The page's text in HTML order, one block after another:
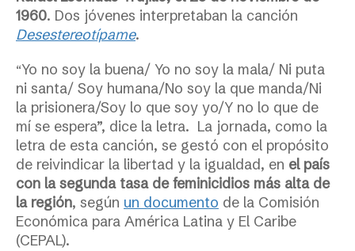
1960. Dos jóvenes interpretaban la canción
Desestereotípame.
“Yo no soy la buena/ Yo no soy la mala/ Ni puta
ni santa/ Soy humana/No soy la que manda/Ni
la prisionera/Soy lo que soy yo/Y no lo que de
mí se espera”, dice la letra. La jornada, como la
letra de esta canción, se gestó con el propósito
de reivindicar la libertad y la igualdad, en el país
con la segunda tasa de feminicidios más alta de
la región, según un documento de la Comisión
Económica para América Latina y El Caribe
(CEPAL).